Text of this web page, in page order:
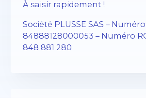
À saisir rapidement !
Société PLUSSE SAS – ​​Numéro
84888128000053 – Numéro
848 881 280